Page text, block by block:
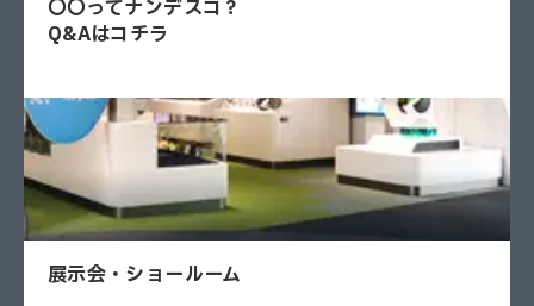
〇〇ってナンデスコ？
Q&Aはコチラ
展示会・ショールーム